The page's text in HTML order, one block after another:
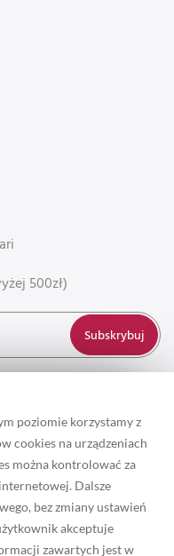
poziomie korzystamy z
cookies na urządzeniach
można kontrolować za
Dalsze
bez zmiany ustawień
akceptuje
zawartych jest w
500zł)
Subskrybuj
informacji oraz zdjęć